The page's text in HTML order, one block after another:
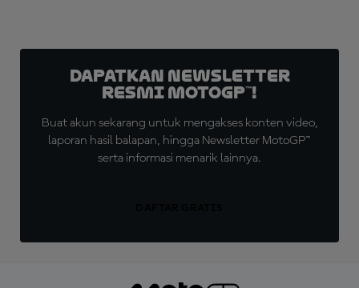
Dapatkan Newsletter
Resmi MotoGP™!
Buat akun sekarang untuk mengakses konten video,
laporan hasil balapan, hingga Newsletter MotoGP™
serta informasi menarik lainnya.